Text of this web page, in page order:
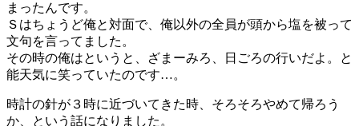
まったんです。
Ｓはちょうど俺と対面で、俺以外の全員が頭から塩を被って
文句を言ってました。
その時の俺はというと、ざまーみろ、日ごろの行いだよ。と
能天気に笑っていたのです…。
時計の針が３時に近づいてきた時、そろそろやめて帰ろう
か、という話になりました。